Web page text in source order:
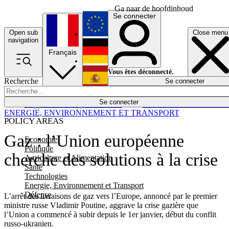
Ga naar de hoofdinhoud
Open sub
navigation
Close menu
Recherche
Se connecter
POLICY AREAS
Economie
Politique
Agriculture et Alimentation
Santé
Technologies
Energie, Environnement et Transport
Défense
Économie
Français
English
Deutsch
Español
Se connecter
Vous êtes déconnecté.
Se connecter
Gaz : l’Union européenne
cherche des solutions à la crise
L’arrêt des livraisons de gaz vers l’Europe, annoncé par le premier
ministre russe Vladimir Poutine, aggrave la crise gazière que
l’Union a commencé à subir depuis le 1er janvier, début du conflit
russo-ukranien.
ENERGIE, ENVIRONNEMENT ET TRANSPORT